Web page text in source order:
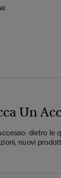
Da
Un
dietro le
nuovi